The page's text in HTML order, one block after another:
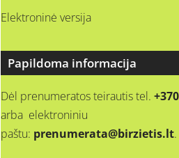
Elektroninė versija
Papildoma informacija
Dėl prenumeratos teirautis tel.
arba elektroniniu
paštu: prenumerata@birzietis.lt.